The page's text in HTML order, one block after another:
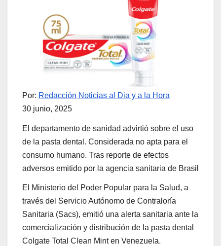
Por: Redacción Noticias al Dia y a la Hora
30 junio, 2025
El departamento de sanidad advirtió sobre el uso
de la pasta dental. Considerada no apta para el
consumo humano. Tras reporte de efectos
adversos emitido por la agencia sanitaria de Brasil
El Ministerio del Poder Popular para la Salud, a
través del Servicio Autónomo de Contraloría
Sanitaria (Sacs), emitió una alerta sanitaria ante la
comercialización y distribución de la pasta dental
Colgate Total Clean Mint en Venezuela.